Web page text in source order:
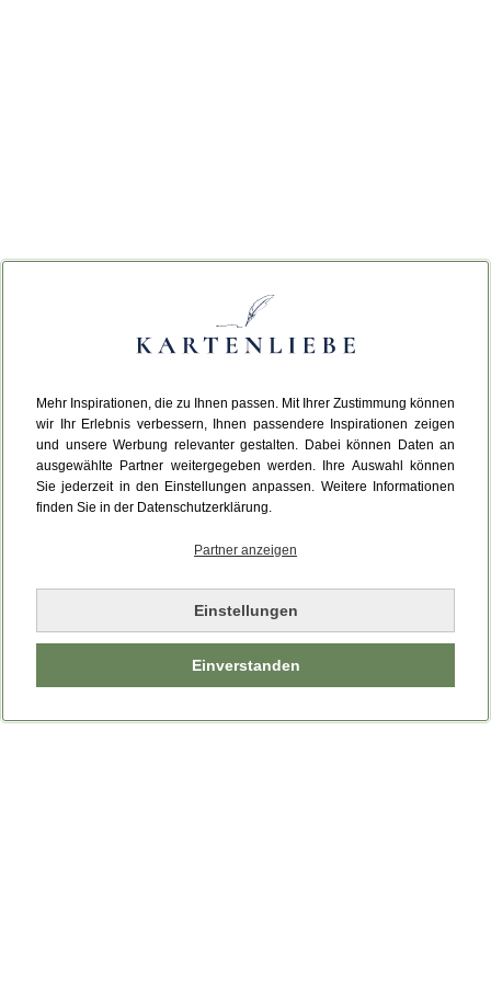
Mehr Inspirationen, die zu Ihnen passen. Mit Ihrer Zustimmung können
wir Ihr Erlebnis verbessern, Ihnen passendere Inspirationen zeigen
und unsere Werbung relevanter gestalten. Dabei können Daten an
ausgewählte Partner weitergegeben werden. Ihre Auswahl können
Sie jederzeit in den Einstellungen anpassen. Weitere Informationen
finden Sie in der Datenschutzerklärung.
Partner anzeigen
Einstellungen
Einverstanden